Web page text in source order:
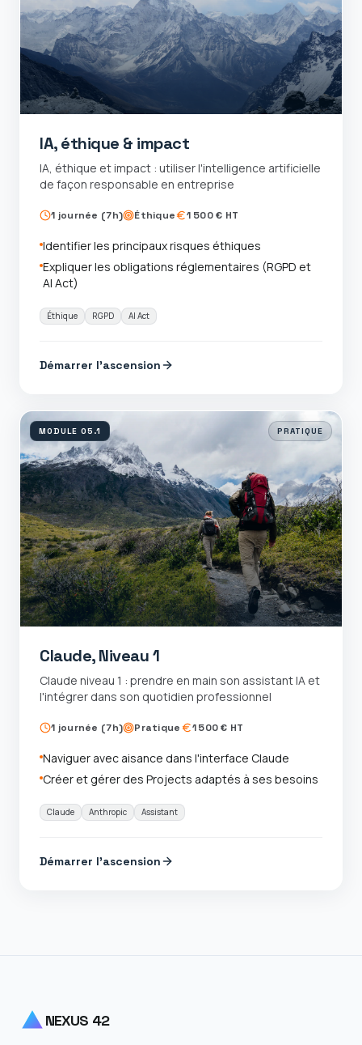
IA, éthique & impact
IA, éthique et impact : utiliser l'intelligence artificielle
de façon responsable en entreprise
1 journée (7h) Éthique 1 500 € HT
Identifier les principaux risques éthiques
Expliquer les obligations réglementaires (RGPD et
AI Act)
Éthique RGPD AI Act
Démarrer l'ascension
MODULE 05.1 PRATIQUE
Claude, Niveau 1
Claude niveau 1 : prendre en main son assistant IA et
l'intégrer dans son quotidien professionnel
1 journée (7h) Pratique 1 500 € HT
Naviguer avec aisance dans l'interface Claude
Créer et gérer des Projects adaptés à ses besoins
Claude Anthropic Assistant
Démarrer l'ascension
NEXUS 42